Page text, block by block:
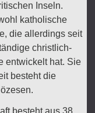
Inseln.
katholische
die allerdings seit
christlich-
entwickelt hat. Sie
besteht die
besteht aus 38